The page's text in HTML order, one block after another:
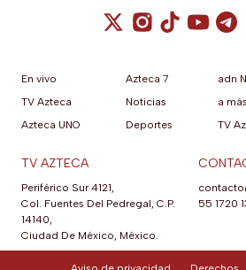
Cuenta de X /
Cuenta de
Cuenta
En vivo
TV Azteca
Azteca UNO
Azteca 7
Noticias
Deportes
adn
a
TV
TV AZTECA
Periférico Sur 4121,
Col. Fuentes Del Pedregal, C.P.
14140,
Ciudad De México, México.
55 1720